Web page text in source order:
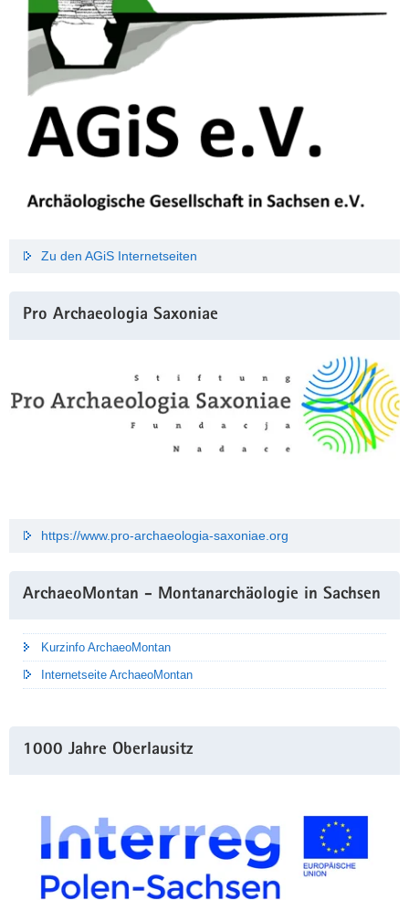
Zu den AGiS Internetseiten
Pro Archaeologia Saxoniae
https://www.pro-archaeologia-saxoniae.org
ArchaeoMontan - Montanarchäologie in Sachsen
Kurzinfo ArchaeoMontan
Internetseite ArchaeoMontan
1000 Jahre Oberlausitz